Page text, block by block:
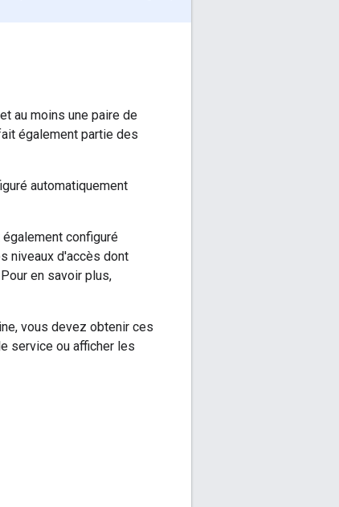
au moins une paire de
également partie des
automatiquement
configuré
niveaux d'accès dont
en savoir plus,
vous devez obtenir ces
service ou afficher les